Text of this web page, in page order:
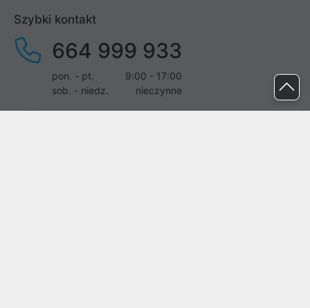
Szybki kontakt
664 999 933
pon. - pt.
9:00 - 17:00
sob. - niedz.
nieczynne